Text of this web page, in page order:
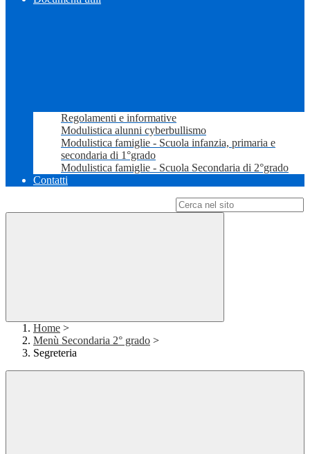
Regolamenti e informative
Modulistica alunni cyberbullismo
Modulistica famiglie - Scuola infanzia, primaria e
secondaria di 1°grado
Modulistica famiglie - Scuola Secondaria di 2°grado
Contatti
Home >
Menù Secondaria 2° grado >
Segreteria